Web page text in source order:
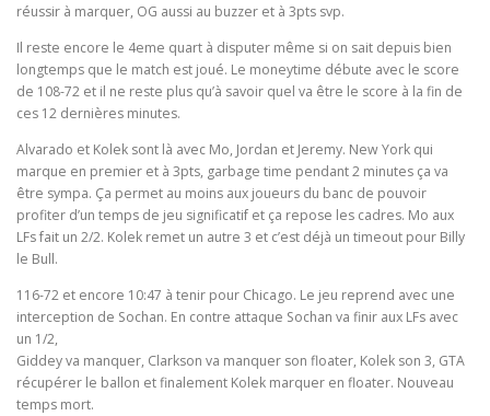
réussir à marquer, OG aussi au buzzer et à 3pts svp.
Il reste encore le 4eme quart à disputer même si on sait depuis bien
longtemps que le match est joué. Le moneytime débute avec le score
de 108-72 et il ne reste plus qu’à savoir quel va être le score à la fin de
ces 12 dernières minutes.
Alvarado et Kolek sont là avec Mo, Jordan et Jeremy. New York qui
marque en premier et à 3pts, garbage time pendant 2 minutes ça va
être sympa. Ça permet au moins aux joueurs du banc de pouvoir
profiter d’un temps de jeu significatif et ça repose les cadres. Mo aux
LFs fait un 2/2. Kolek remet un autre 3 et c’est déjà un timeout pour Billy
le Bull.
116-72 et encore 10:47 à tenir pour Chicago. Le jeu reprend avec une
interception de Sochan. En contre attaque Sochan va finir aux LFs avec
un 1/2,
Giddey va manquer, Clarkson va manquer son floater, Kolek son 3, GTA
récupérer le ballon et finalement Kolek marquer en floater. Nouveau
temps mort.